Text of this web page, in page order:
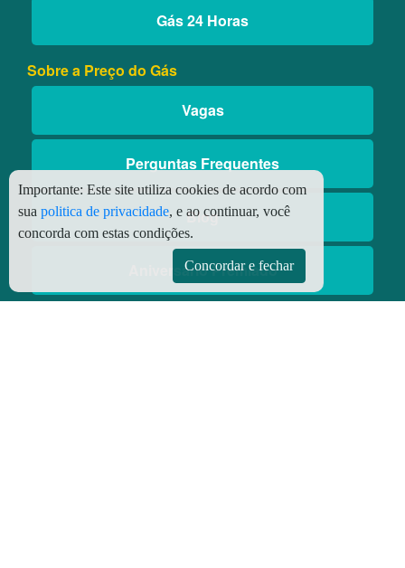
Gás 24 Horas
Sobre a Preço do Gás
Vagas
Perguntas Frequentes
Blog
Aniversário Premiado
Importante: Este site utiliza cookies de acordo com
sua politica de privacidade, e ao continuar, você
concorda com estas condições.
Concordar e fechar